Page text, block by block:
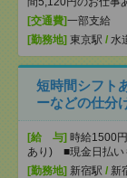
[交通費]一部支給
[勤務地] 東京駅 / 水
短時間シフト
ーなどの仕分
[給 与] 時給1500
あり) ■現金日払い
[勤務地] 新宿駅 / 新